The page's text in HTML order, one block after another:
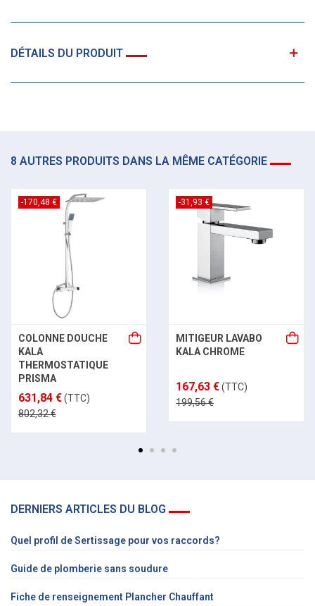
DÉTAILS DU PRODUIT
8 AUTRES PRODUITS DANS LA MÊME CATÉGORIE
-170,48 €
COLONNE DOUCHE
KALA
THERMOSTATIQUE
PRISMA
631,84 €(TTC)
802,32 €
-31,93 €
MITIGEUR LAVABO
KALA CHROME
167,63 €(TTC)
199,56 €
DERNIERS ARTICLES DU BLOG
Quel profil de Sertissage pour vos raccords?
Guide de plomberie sans soudure
Fiche de renseignement Plancher Chauffant